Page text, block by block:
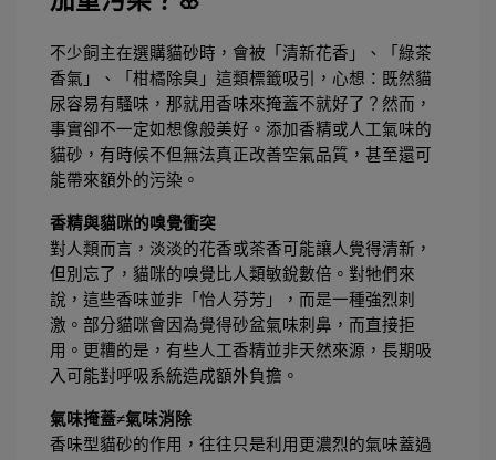
不少飼主在選購貓砂時，會被「清新花香」、「綠茶
香氣」、「柑橘除臭」這類標籤吸引，心想：既然貓
尿容易有騷味，那就用香味來掩蓋不就好了？然而，
事實卻不一定如想像般美好。添加香精或人工氣味的
貓砂，有時候不但無法真正改善空氣品質，甚至還可
能帶來額外的污染。
香精與貓咪的嗅覺衝突
對人類而言，淡淡的花香或茶香可能讓人覺得清新，
但別忘了，貓咪的嗅覺比人類敏銳數倍。對牠們來
說，這些香味並非「怡人芬芳」，而是一種強烈刺
激。部分貓咪會因為覺得砂盆氣味刺鼻，而直接拒
用。更糟的是，有些人工香精並非天然來源，長期吸
入可能對呼吸系統造成額外負擔。
氣味掩蓋≠氣味消除
香味型貓砂的作用，往往只是利用更濃烈的氣味蓋過